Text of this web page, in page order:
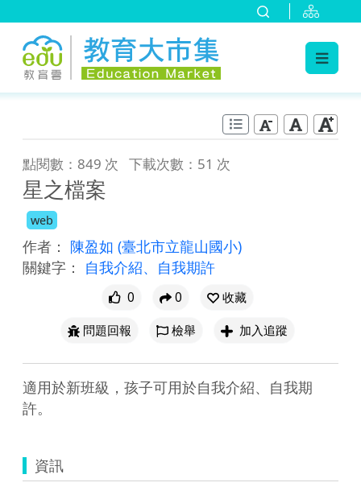
點閱數：849 次 下載次數：51 次
星之檔案
web
作者： 陳盈如 (臺北市立龍山國小)
關鍵字：
自我介紹、自我期許
0 0
收藏
問題回報
檢舉 加入追蹤
適用於新班級，孩子可用於自我介紹、自我期
許。
資訊